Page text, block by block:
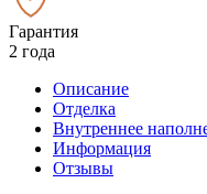
Гарантия
2 года
Описание
Отделка
Внутреннее
Информация
Отзывы